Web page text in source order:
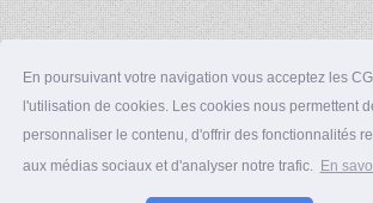
En poursuivant votre navigation vous acceptez les
l'utilisation de cookies. Les cookies nous permettent
personnaliser le contenu, d'offrir des fonctionnalités
aux médias sociaux et d'analyser notre trafic. En